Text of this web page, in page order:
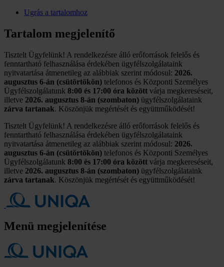
Ugrás a tartalomhoz
Tartalom megjelenítő
Tisztelt Ügyfelünk! A rendelkezésre álló erőforrások felelős és
fenntartható felhasználása érdekében ügyfélszolgálataink
nyitvatartása átmenetileg az alábbiak szerint módosul: 2026.
augusztus 6-án (csütörtökön) telefonos és Központi Személyes
Ügyfélszolgálatunk 8:00 és 17:00 óra között várja megkereséseit,
illetve 2026. augusztus 8-án (szombaton) ügyfélszolgálataink
zárva tartanak. Köszönjük megértését és együttműködését!
Tisztelt Ügyfelünk! A rendelkezésre álló erőforrások felelős és
fenntartható felhasználása érdekében ügyfélszolgálataink
nyitvatartása átmenetileg az alábbiak szerint módosul: 2026.
augusztus 6-án (csütörtökön) telefonos és Központi Személyes
Ügyfélszolgálatunk 8:00 és 17:00 óra között várja megkereséseit,
illetve 2026. augusztus 8-án (szombaton) ügyfélszolgálataink
zárva tartanak. Köszönjük megértését és együttműködését!
Menü megjelenítése